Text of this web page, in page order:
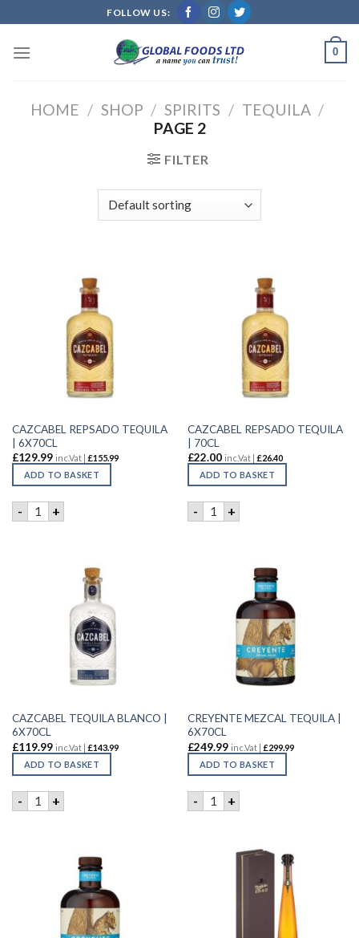
to
content
FOLLOW US:
0
HOME / SHOP / SPIRITS / TEQUILA /
PAGE 2
FILTER
CAZCABEL REPSADO TEQUILA
| 6X70CL
£129.99 inc.Vat | £155.99
ADD TO BASKET
- CAZCABEL REPSADO TEQUILA | 6X70CL quantity
+
CAZCABEL REPSADO TEQUILA
| 70CL
£22.00 inc.Vat | £26.40
ADD TO BASKET
- CAZCABEL REPSADO
+
CAZCABEL TEQUILA BLANCO |
6X70CL
£119.99 inc.Vat | £143.99
ADD TO BASKET
- CAZCABEL TEQUILA BLANCO | 6X70CL quantity
+
CREYENTE MEZCAL TEQUILA |
6X70CL
£249.99 inc.Vat | £299.99
ADD TO BASKET
- CREYENTE MEZCAL
+